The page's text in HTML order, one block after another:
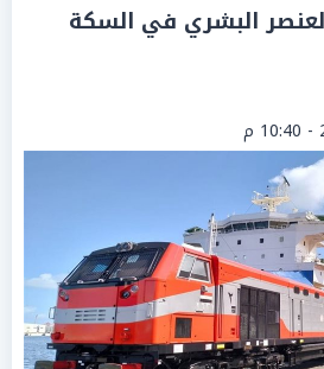
البشري في السكة